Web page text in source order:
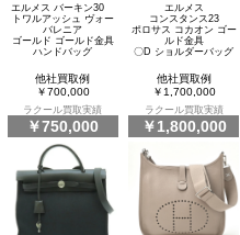
エルメス バーキン30
トワルアッシュ ヴォー
バレニア
ゴールド ゴールド金具
ハンドバッグ
他社買取例
￥700,000
ラクール買取実績
￥750,000
エルメス
コンスタンス23
ポロサス コカオン ゴー
ルド金具
〇D ショルダーバッグ
他社買取例
￥1,700,000
ラクール買取実績
￥1,800,000